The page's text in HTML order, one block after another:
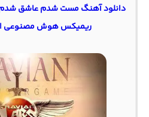
دانلود آهنگ مست شدم عاشق
ریمیکس هوش مصنوعی